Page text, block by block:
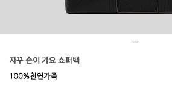
자꾸 손이 가요 쇼퍼백